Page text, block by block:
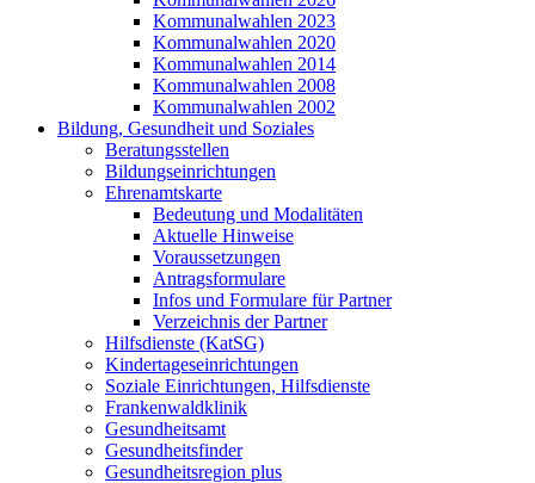
Kommunalwahlen 2023
Kommunalwahlen 2020
Kommunalwahlen 2014
Kommunalwahlen 2008
Kommunalwahlen 2002
Bildung, Gesundheit und Soziales
Beratungsstellen
Bildungseinrichtungen
Ehrenamtskarte
Bedeutung und Modalitäten
Aktuelle Hinweise
Voraussetzungen
Antragsformulare
Infos und Formulare für Partner
Verzeichnis der Partner
Hilfsdienste (KatSG)
Kindertageseinrichtungen
Soziale Einrichtungen, Hilfsdienste
Frankenwaldklinik
Gesundheitsamt
Gesundheitsfinder
Gesundheitsregion plus